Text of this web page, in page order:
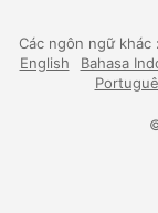
Các ngôn ngữ khác :
English
Bahasa